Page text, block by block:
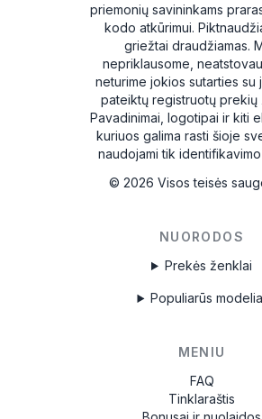
priemonių savininkams
kodo atkūrimui.
griežtai draudžiamas.
nepriklausome,
neturime jokios sutarties su
pateiktų registruotų prekių
Pavadinimai, logotipai ir kiti
kuriuos galima rasti šioje
naudojami tik identifikavimo
© 2026 Visos teisės
NUORODOS
Prekės ženklai
Populiarūs
MENIU
FAQ
Tinklaraštis